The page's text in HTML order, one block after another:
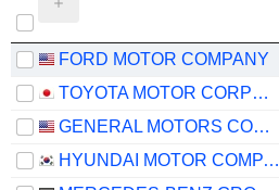
FORD MOTOR COMPANY
TOYOTA MOTOR CORPORATION
GENERAL MOTORS COMPANY
HYUNDAI MOTOR COMPANY